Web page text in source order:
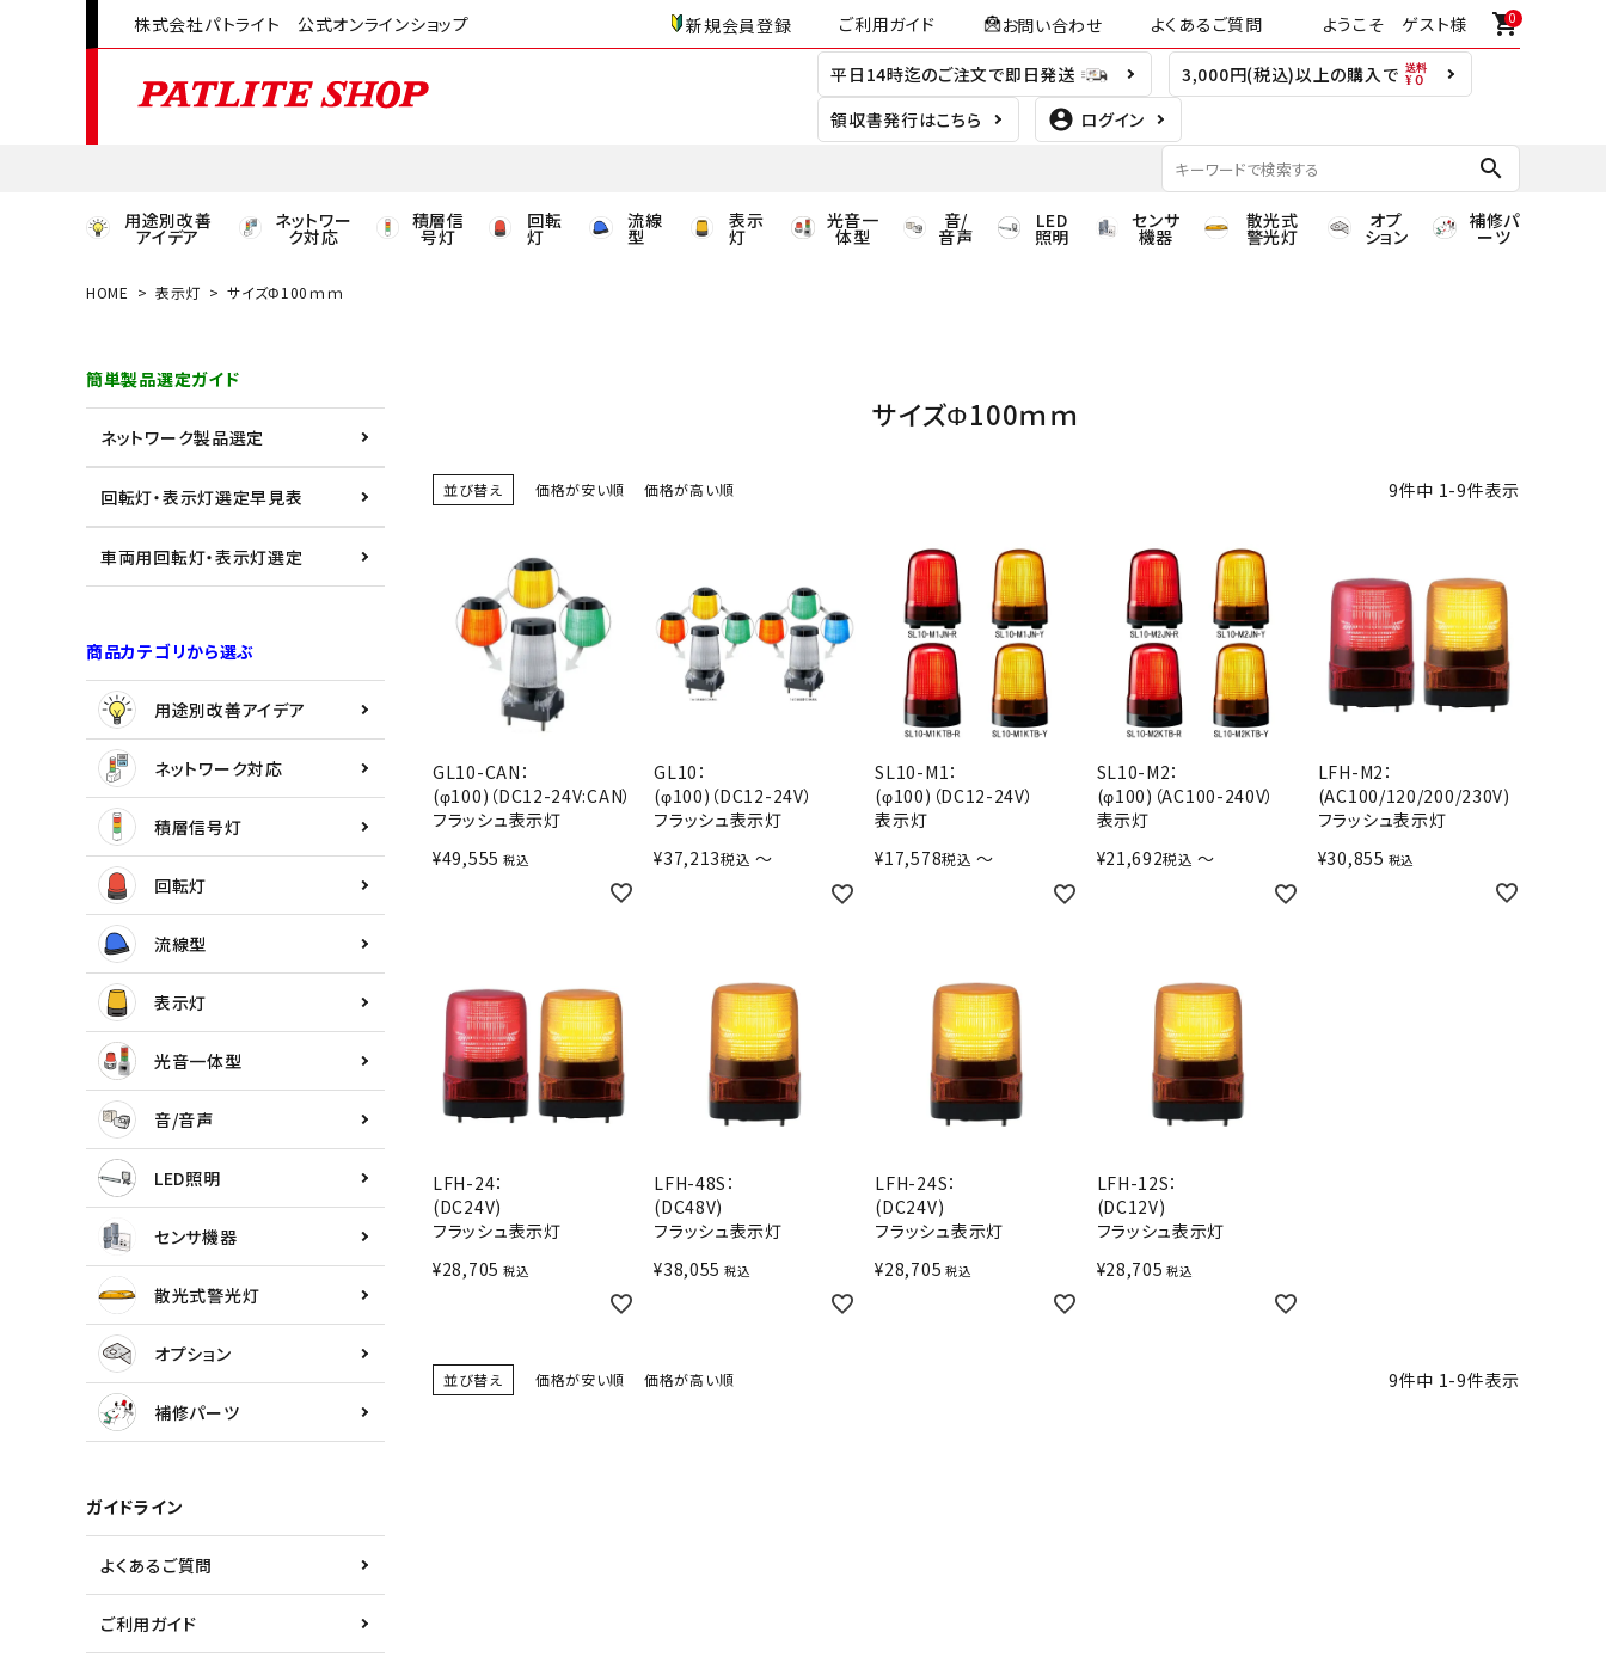
株式会社パトライト 公式オンラインショップ 新規会員登録 ご利用ガイド お問い合わせ よくあるご質問 ようこそ ゲスト様 0
shopping_cart
平日14時迄のご注文で即日発送
3,000円(税込)以上の購入で
領収書発行はこちら
ログイン
search
用途別改善
アイデア
ネットワー
ク対応
積層信
号灯
回転
灯
流線
型
表示
灯
光音一
体型
音/
音声
LED
照明
センサ
機器
散光式
警光灯
オプ
ション
補修パ
ーツ
ACCOUNT MENU
person
用途別改善アイデア
積層信号灯
回転灯
流線型
表示灯
光音一体型
音/音声
LED照明
センサ機器
散光式警光灯
オプション
補修パーツ
製品選定の仕方
ガイドライン
HOME 表示灯 サイズΦ100ｍｍ
簡単製品選定ガイド
ネットワーク製品選定
回転灯・表示灯選定早見表
車両用回転灯・表示灯選定
商品カテゴリから選ぶ
用途別改善アイデア
ネットワーク対応
積層信号灯
回転灯
流線型
表示灯
光音一体型
音/音声
LED照明
センサ機器
散光式警光灯
オプション
補修パーツ
ガイドライン
よくあるご質問
ご利用ガイド
サイズΦ100ｍｍ
並び替え 価格が安い順 価格が高い順 9件中 1-9件表示
GL10-CAN：
(φ100)（DC12-24V:CAN）
フラッシュ表示灯
¥49,555 税込
GL10：
(φ100)（DC12-24V）
フラッシュ表示灯
¥37,213税込 〜
SL10-M1：
(φ100)（DC12-24V）
表示灯
¥17,578税込 〜
SL10-M2：
(φ100)（AC100-240V）
表示灯
¥21,692税込 〜
LFH-M2：
(AC100/120/200/230V)
フラッシュ表示灯
¥30,855 税込
LFH-24：
(DC24V)
フラッシュ表示灯
¥28,705 税込
LFH-48S：
(DC48V)
フラッシュ表示灯
¥38,055 税込
LFH-24S：
(DC24V)
フラッシュ表示灯
¥28,705 税込
LFH-12S：
(DC12V)
フラッシュ表示灯
¥28,705 税込
並び替え 価格が安い順 価格が高い順 9件中 1-9件表示